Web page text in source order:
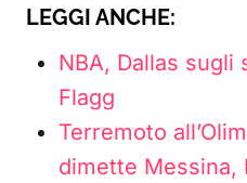
LEGGI ANCHE:
NBA, Dallas sugli
Flagg
Terremoto
dimette Messina,